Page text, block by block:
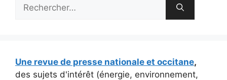
Une revue de presse nationale et occitane,
des sujets d'intérêt (énergie, environnement,